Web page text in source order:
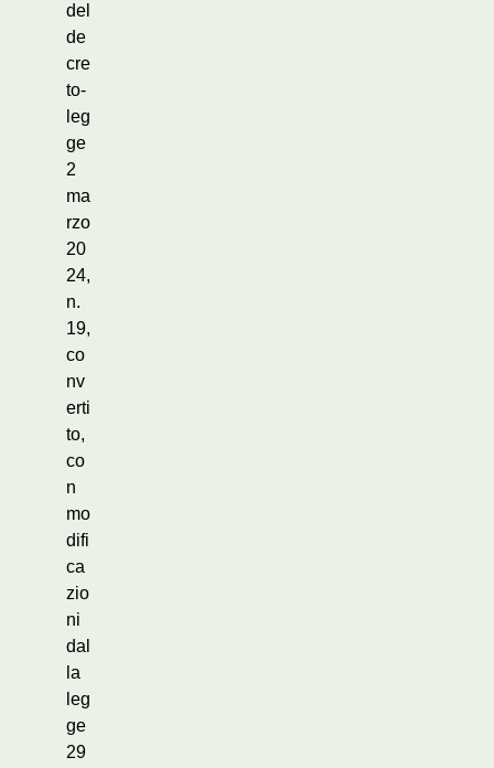
del
de
cre
to-
leg
ge
2
ma
rzo
20
24,
n.
19,
co
nv
erti
to,
co
n
mo
difi
ca
zio
ni
dal
la
leg
ge
29